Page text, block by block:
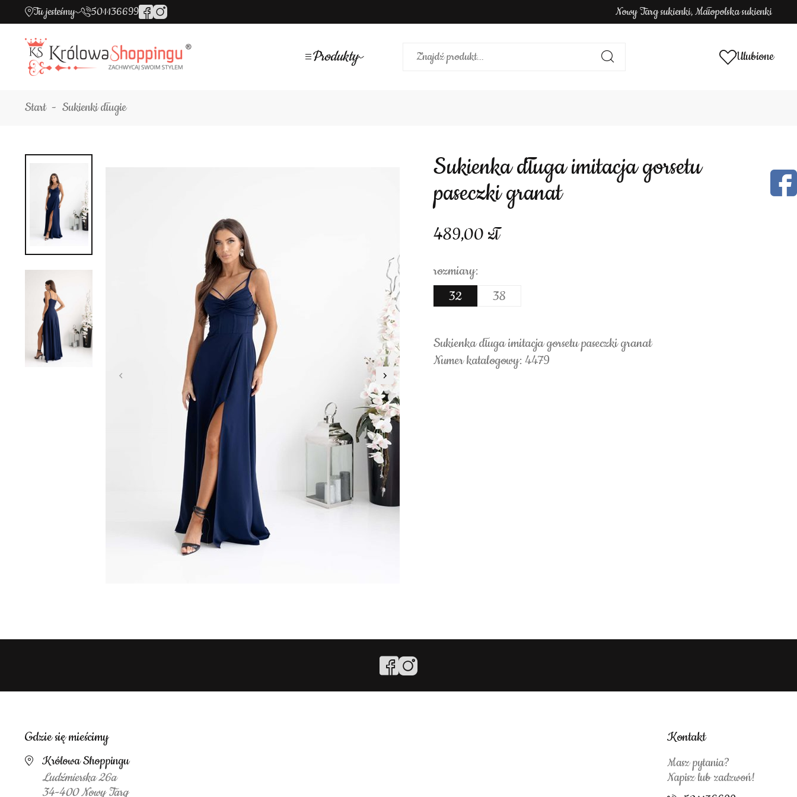
Tu jesteśmy 501136699 Nowy Targ sukienki, Małopolska sukienki
Produkty Ulubione
Start Sukienki długie
Sukienka długa imitacja gorsetu
paseczki granat
489,00
rozmiary:
32
38
Sukienka długa imitacja gorsetu paseczki granat
Numer katalogowy: 4479
Gdzie się mieścimy
Królowa Shoppingu
Ludźmierska 26a
34-400 Nowy Targ
Kontakt
Masz pytania?
Napisz lub zadzwoń!